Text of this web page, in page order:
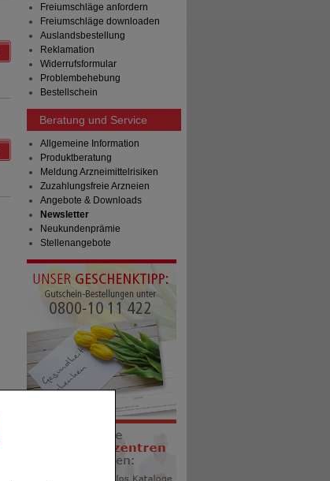
Freiumschläge anfordern
Freiumschläge downloaden
Auslandsbestellung
Reklamation
Widerrufsformular
Problembehebung
Bestellschein
Beratung und Service
Allgemeine Information
Produktberatung
Meldung Arzneimittelrisiken
Zuzahlungsfreie Arzneien
Angebote & Downloads
Newsletter
Neukundenprämie
Stellenangebote